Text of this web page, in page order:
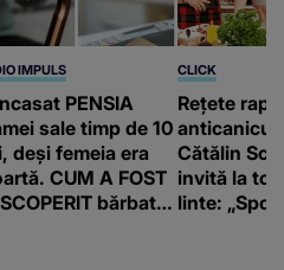
IMPULS
PENSIA
sale timp de 10
deși femeia era
CUM A FOST
bărbatul
CLICK
Rețete
Cătălin
invită la
linte: „Spor